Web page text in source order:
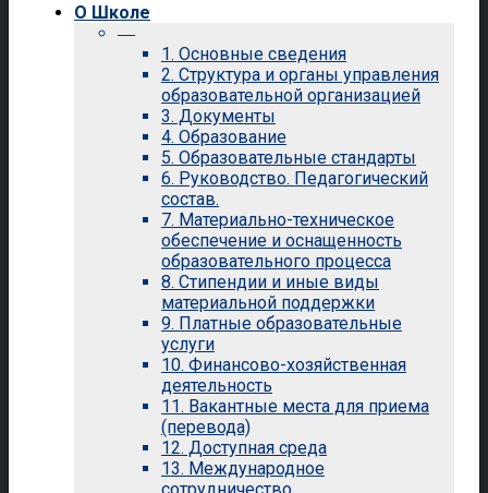
О Школе
—
1. Основные сведения
2. Структура и органы управления
образовательной организацией
3. Документы
4. Образование
5. Образовательные стандарты
6. Руководство. Педагогический
состав.
7. Материально-техническое
обеспечение и оснащенность
образовательного процесса
8. Стипендии и иные виды
материальной поддержки
9. Платные образовательные
услуги
10. Финансово-хозяйственная
деятельность
11. Вакантные места для приема
(перевода)
12. Доступная среда
13. Международное